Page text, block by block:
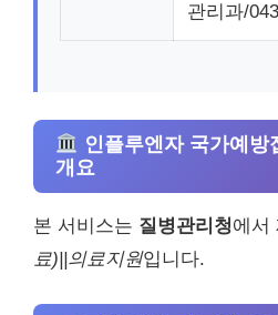
관리과/
인플루엔자 국가예방
개요
본 서비스는 질병관리청에서
료)||의료지원입니다.